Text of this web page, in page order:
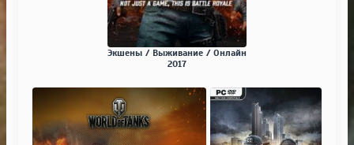
Экшены / Выживание / Онлайн
2017